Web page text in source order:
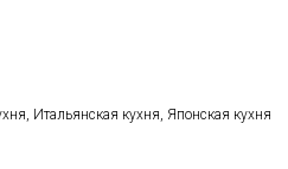
Итальянская кухня, Японская кухня